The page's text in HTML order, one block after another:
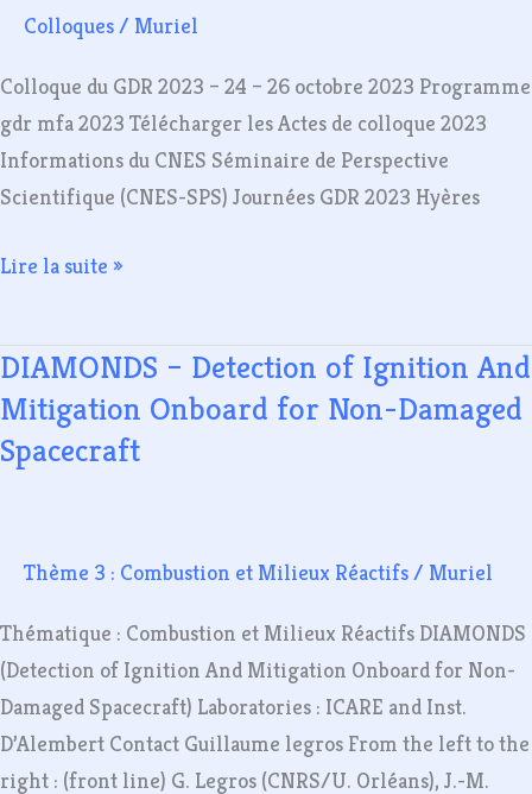
Colloques/ Muriel
Colloque du GDR 2023 – 24 – 26 octobre 2023 Programme
gdr mfa 2023 Télécharger les Actes de colloque 2023
Informations du CNES Séminaire de Perspective
Scientifique (CNES-SPS) Journées GDR 2023 Hyères
Lire la suite »
DIAMONDS – Detection of Ignition And
Mitigation Onboard for Non-Damaged
Spacecraft
Thème 3 : Combustion et Milieux Réactifs/ Muriel
Thématique : Combustion et Milieux Réactifs DIAMONDS
(Detection of Ignition And Mitigation Onboard for Non-
Damaged Spacecraft) Laboratories : ICARE and Inst.
D’Alembert Contact Guillaume legros From the left to the
right : (front line) G. Legros (CNRS/U. Orléans), J.-M.
DIAMONDS
–
Detection
of
Mitigation
Onboard
for
Non-
Damaged
Spacecraft